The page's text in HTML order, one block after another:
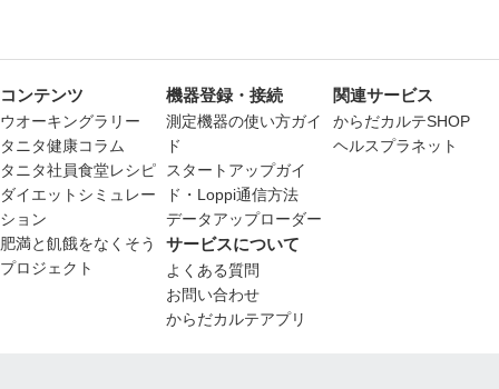
コンテンツ
ウオーキングラリー
タニタ健康コラム
タニタ社員食堂レシピ
ダイエットシミュレー
ション
肥満と飢餓をなくそう
プロジェクト
機器登録・接続
測定機器の使い方ガイ
ド
スタートアップガイ
ド・Loppi通信方法
データアップローダー
サービスについて
よくある質問
お問い合わせ
からだカルテアプリ
関連サービス
からだカルテSHOP
ヘルスプラネット